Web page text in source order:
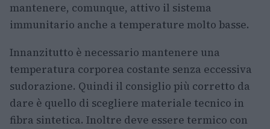
mantenere, comunque, attivo il sistema
immunitario anche a temperature molto basse.
Innanzitutto è necessario mantenere una
temperatura corporea costante senza eccessiva
sudorazione. Quindi il consiglio più corretto da
dare è quello di scegliere materiale tecnico in
fibra sintetica. Inoltre deve essere termico con